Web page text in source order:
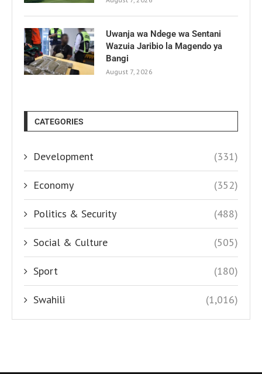
Uwanja wa Ndege wa Sentani
Wazuia Jaribio la Magendo ya
Bangi
August 7, 2026
CATEGORIES
Development (331)
Economy (352)
Politics & Security (488)
Social & Culture (505)
Sport (180)
Swahili (1,016)